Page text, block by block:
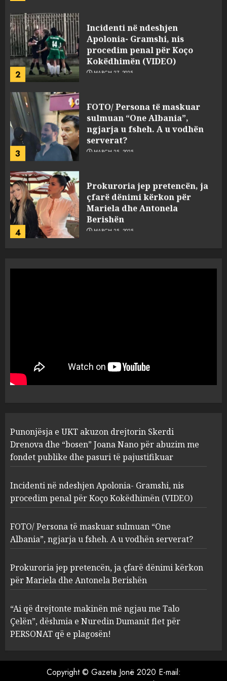
2
Incidenti në ndeshjen
Apolonia- Gramshi, nis
procedim penal për Koço
Kokëdhimën (VIDEO)
MARCH 27, 2025
3
FOTO/ Persona të maskuar
sulmuan “One Albania”,
ngjarja u fsheh. A u vodhën
serverat?
MARCH 25, 2025
4
Prokuroria jep pretencën, ja
çfarë dënimi kërkon për
Mariela dhe Antonela
Berishën
MARCH 25, 2025
1
“bosen” Joana Nano për
abuzim me fondet publike dhe
pasuri të pajustifikuar
2
Apolonia- Gramshi, nis
procedim penal për Koço
Kokëdhimën (VIDEO)
MARCH 27, 2025
3
FOTO/ Persona të maskuar
sulmuan “One Albania”,
ngjarja u fsheh. A u vodhën
serverat?
4
Prokuroria jep pretencën, ja
çfarë dënimi kërkon për
Berishën
MARCH 25, 2025
“Ai që drejtonte makinën më
ngjau me Talo Çelën”,
Punonjësja e UKT akuzon drejtorin Skerdi
Drenova dhe “bosen” Joana Nano për abuzim me
fondet publike dhe pasuri të pajustifikuar
Incidenti në ndeshjen Apolonia- Gramshi, nis
procedim penal për Koço Kokëdhimën (VIDEO)
FOTO/ Persona të maskuar sulmuan “One
Albania”, ngjarja u fsheh. A u vodhën serverat?
Prokuroria jep pretencën, ja çfarë dënimi kërkon
për Mariela dhe Antonela Berishën
“Ai që drejtonte makinën më ngjau me Talo
Çelën”, dëshmia e Nuredin Dumanit flet për
PERSONAT që e plagosën!
Copyright © Gazeta Jonë 2020 E-mail: